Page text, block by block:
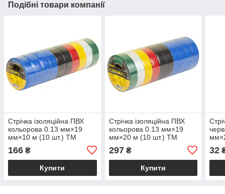
Подібні товари компанії
Стрічка ізоляційна ПВХ
кольорова 0.13 мм×19
мм×10 м (10 шт.) ТМ
166 ₴
Купити
Стрічка ізоляційна ПВХ
кольорова 0.13 мм×19
мм×20 м (10 шт.) ТМ
297₴
Купити
32